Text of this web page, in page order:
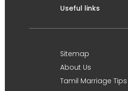
Useful links
Sitemap
About Us
Tamil Marriage Tips